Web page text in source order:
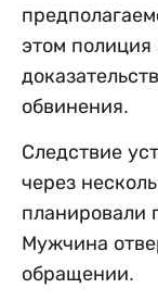
этом полиция
обвинения.
Следствие
через
планировали
Мужчина
обращении.